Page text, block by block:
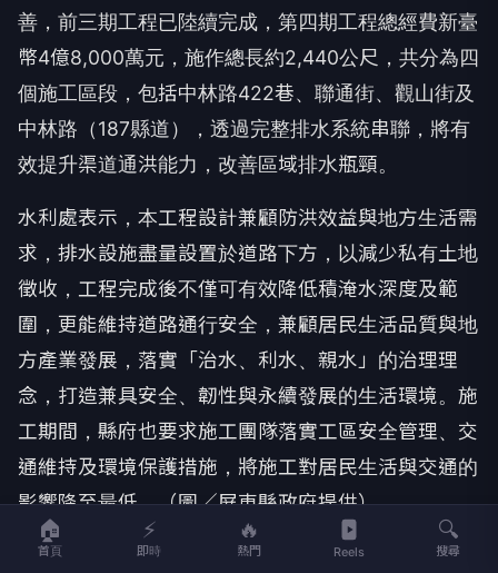
善，前三期工程已陸續完成，第四期工程總經費新臺
幣4億8,000萬元，施作總長約2,440公尺，共分為四
個施工區段，包括中林路422巷、聯通街、觀山街及
中林路（187縣道），透過完整排水系統串聯，將有
效提升渠道通洪能力，改善區域排水瓶頸。
水利處表示，本工程設計兼顧防洪效益與地方生活需
求，排水設施盡量設置於道路下方，以減少私有土地
徵收，工程完成後不僅可有效降低積淹水深度及範
圍，更能維持道路通行安全，兼顧居民生活品質與地
方產業發展，落實「治水、利水、親水」的治理理
念，打造兼具安全、韌性與永續發展的生活環境。施
工期間，縣府也要求施工團隊落實工區安全管理、交
通維持及環境保護措施，將施工對居民生活與交通的
影響降至最低。（圖／屏東縣政府提供）
🏠
首頁
⚡
即時
🔥
熱門 Reels
🔍
搜尋